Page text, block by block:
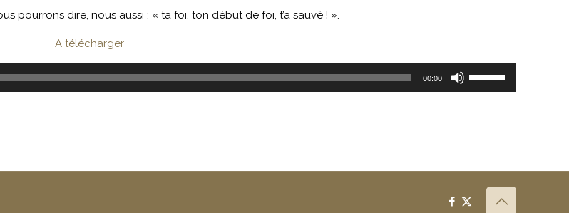
pourrons dire, nous aussi : « ta foi, ton début de foi, t’a sauvé ! ».
A télécharger
00:00
les
diminuer